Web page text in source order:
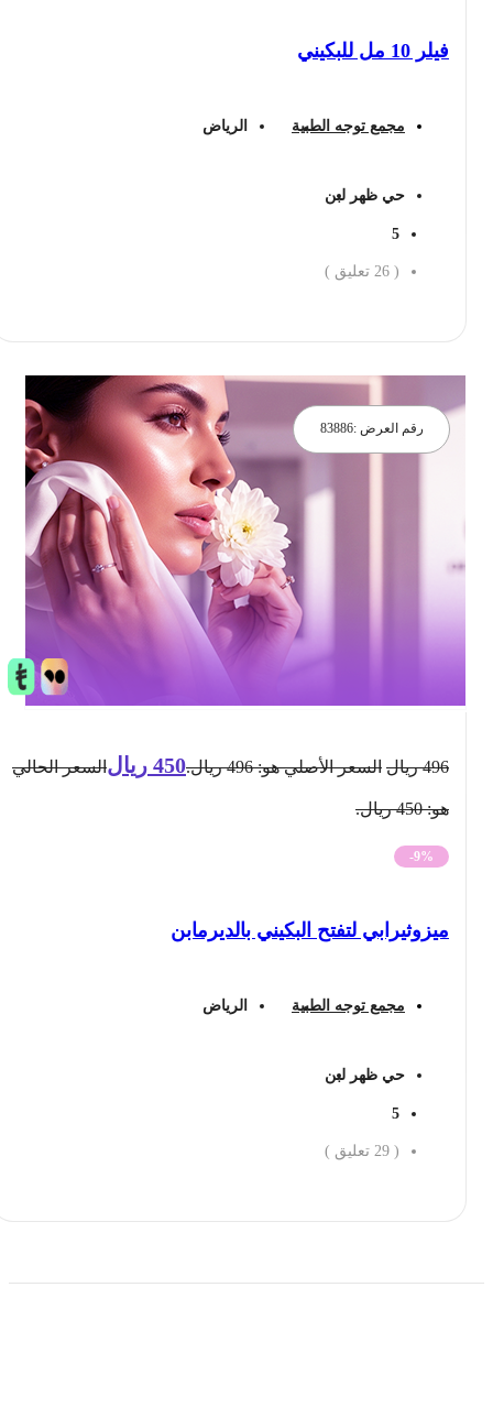
فيلر 10 مل للبكيني
مجمع توجه الطبية الرياض
حي ظهر لبن
26 تعليق )
رقم العرض :83886
ريال السعر الأصلي هو: 496 ريال. 450 ريال السعر الحالي
-9%
ميزوثيرابي لتفتح البكيني بالديرمابن
مجمع توجه الطبية الرياض
حي ظهر لبن
29 تعليق )